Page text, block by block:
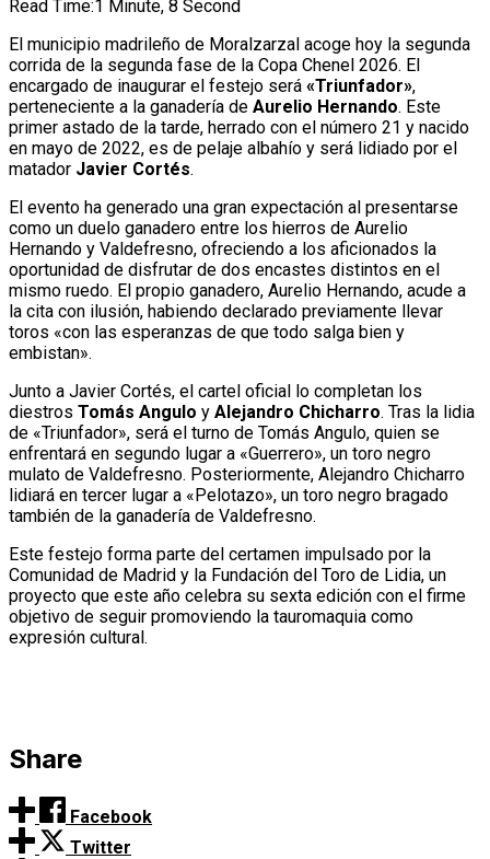
Read Time:1 Minute, 8 Second
El municipio madrileño de Moralzarzal acoge hoy la segunda
corrida de la segunda fase de la Copa Chenel 2026. El
encargado de inaugurar el festejo será «Triunfador»,
perteneciente a la ganadería de Aurelio Hernando. Este
primer astado de la tarde, herrado con el número 21 y nacido
en mayo de 2022, es de pelaje albahío y será lidiado por el
matador Javier Cortés.
El evento ha generado una gran expectación al presentarse
como un duelo ganadero entre los hierros de Aurelio
Hernando y Valdefresno, ofreciendo a los aficionados la
oportunidad de disfrutar de dos encastes distintos en el
mismo ruedo. El propio ganadero, Aurelio Hernando, acude a
la cita con ilusión, habiendo declarado previamente llevar
toros «con las esperanzas de que todo salga bien y
embistan».
Junto a Javier Cortés, el cartel oficial lo completan los
diestros Tomás Angulo y Alejandro Chicharro. Tras la lidia
de «Triunfador», será el turno de Tomás Angulo, quien se
enfrentará en segundo lugar a «Guerrero», un toro negro
mulato de Valdefresno. Posteriormente, Alejandro Chicharro
lidiará en tercer lugar a «Pelotazo», un toro negro bragado
también de la ganadería de Valdefresno.
Este festejo forma parte del certamen impulsado por la
Comunidad de Madrid y la Fundación del Toro de Lidia, un
proyecto que este año celebra su sexta edición con el firme
objetivo de seguir promoviendo la tauromaquia como
expresión cultural.
Share
Facebook
Twitter